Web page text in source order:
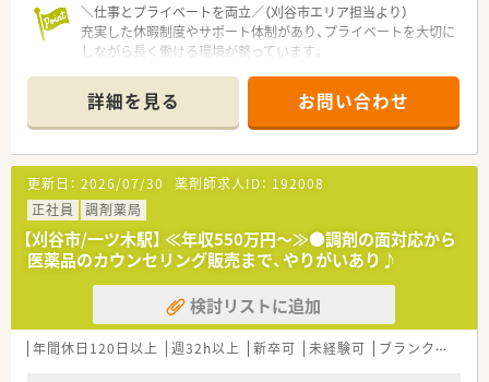
はチャンスが与えられます。
毎年、自分のキャリアイメージ申告、ライフスタイル申告など、
自分の理想を提出できます。
年間２回の面談では、上長と自身のビジョンや悩みなど話すスタ
ッフが多く、1人1人の考えを重視しています。
★日祝休み、充実した休暇制度・福利厚生！
薬剤師は原則日祝は完全休み！
日祝と特別休暇をつなげ連休を取る社員も多く、
毎年付与されるワークライフバランス（WLB）休暇9日間を組み
合わせて海外旅行や帰省などに利用しています。
希望する特別休暇取得率が100％となっておりますので、ご安心
ください。
ワークライフバランスを重視される方には魅力的な制度となっ
ています。
＼仕事とプライベートを両立／（刈谷市エリア担当より）
充実した休暇制度やサポート体制があり、プライベートを大切に
しながら長く働ける環境が整っています。
【店舗情報と応需状況について】
■刈谷駅から徒歩圏内というアクセスの良さが魅力で、公共交通
機関での通勤も非常に便利な立地です。
■門前の耳鼻咽喉科クリニックから1日平均95枚程度の処方箋
を応需しており、専門知識が身につきます。
■薬剤師6名と医療事務3名が在籍しており、人員体制が整って
いるため落ち着いて業務に取り組める環境です。
【求人情報について】
■年収は540万円から648万円の範囲で設定されており、ご経験
やスキルを考慮したうえで決定いたします。
■木曜日と土曜日は半日勤務となっており、日曜日や祝日はお休
みのためプライベートの予定も立てやすいです。
■マイカー通勤をご希望の方には従業員用の駐車場が無料で完
詳細を見る お問い合わせ
更新日： 2026/07/30 薬剤師求人ID： 192008
正社員
調剤薬局
【刈谷市/一ツ木駅】 ≪年収550万円～≫●調剤の面対応から
医薬品のカウンセリング販売まで、やりがいあり♪
検討リストに追加
年間休日120日以上 週32h以上 新卒可 未経験可 ブランク可